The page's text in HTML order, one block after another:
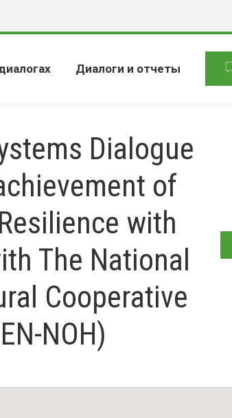
Диалоги и отчеты
Dialogue
of
with
The National
Cooperative
NOH)